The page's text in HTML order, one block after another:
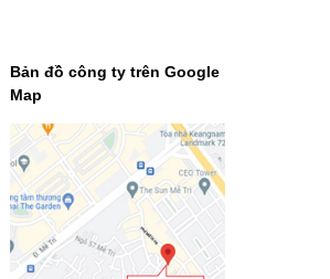
Bản đồ công ty trên Google
Map